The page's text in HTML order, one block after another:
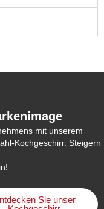
mit unserem
Kochgeschirr. Steigern
Sie unser